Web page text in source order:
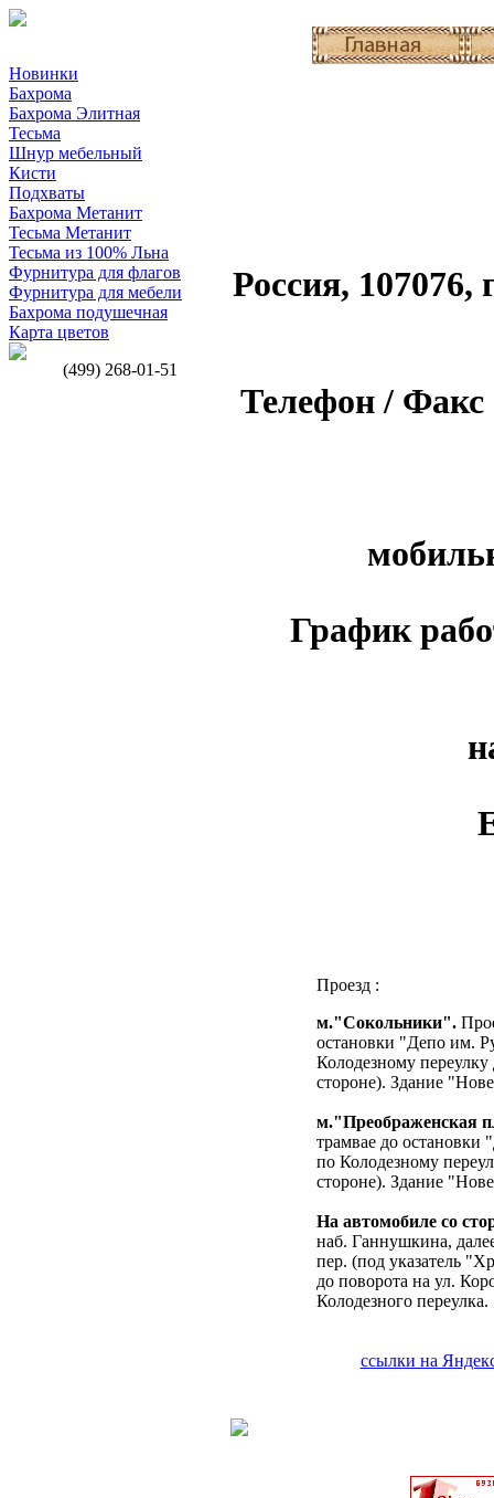
Новинки
Бахрома
Бахрома Элитная
Тесьма
Шнур мебельный
Кисти
Подхваты
Бахрома Метанит
Тесьма Метанит
Тесьма из 100% Льна
Фурнитура для флагов
Фурнитура для мебели
Бахрома подушечная
Карта цветов
(499) 268-01-51
Россия,
Телефон / Факс
График
Проезд :
м."Сокольники".
остановки "Депо им.
Колодезному
стороне). Здание
м."Преображенская
трамвае до остановки
по Колодезному
стороне). Здание
На автомобиле со
наб. Ганнушкина,
пер. (под указатель
до поворота на ул.
Колодезного переулка.
ссылки на